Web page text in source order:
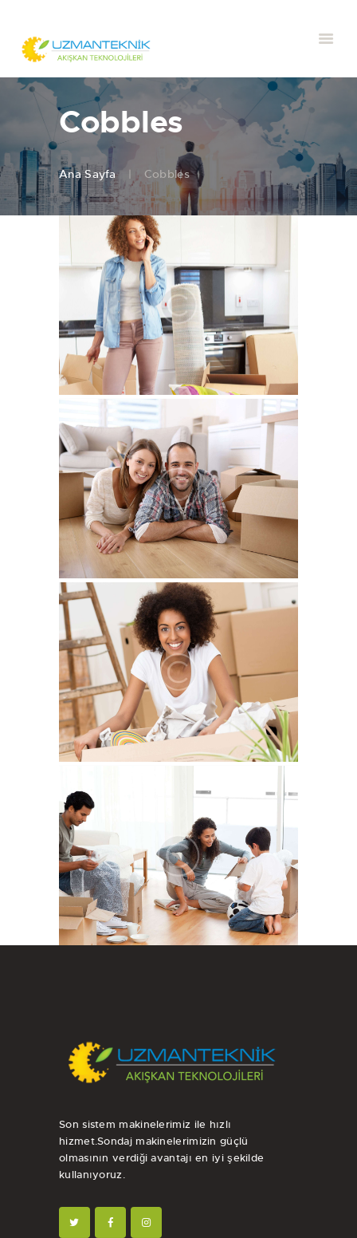
Cobbles
Ana Sayfa Cobbles
Son sistem makinelerimiz ile hızlı
hizmet.Sondaj makinelerimizin güçlü
olmasının verdiği avantajı en iyi şekilde
kullanıyoruz.